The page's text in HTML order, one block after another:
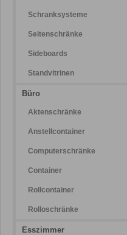
Schranksysteme
Seitenschränke
Sideboards
Standvitrinen
Büro
Aktenschränke
Anstellcontainer
Computerschränke
Container
Rollcontainer
Rolloschränke
Esszimmer